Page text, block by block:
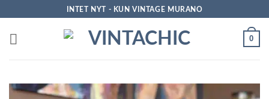
til
indhold
INTET NYT - KUN VINTAGE MURANO
0